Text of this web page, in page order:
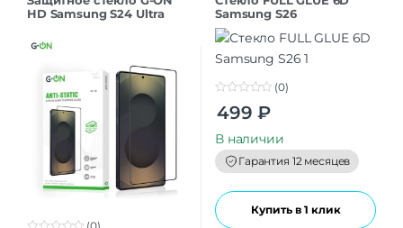
HD Samsung S24 Ultra
Samsung S26
o
t
o
f
5
(0)
499 ₽
В наличии
Гарантия 12 месяцев
Купить в 1 клик